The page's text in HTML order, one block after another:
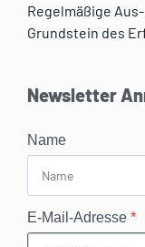
Regelmäßige
Grundstein des
Newsletter
Name
E-Mail-Adresse *